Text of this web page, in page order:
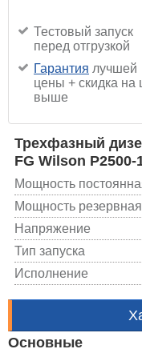
Тестовый запуск
перед отгрузкой
Гарантия лучшей
цены + скидка на
выше
Трехфазный
FG Wilson P2500-
Мощность
Мощность резервная
Напряжение
Тип запуска
Исполнение
Основные